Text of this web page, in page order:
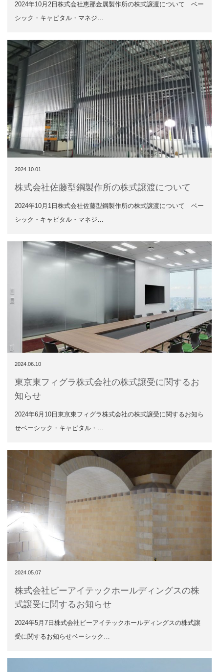
2024年10月2日株式会社恵那金属製作所の株式譲渡について ベー
シック・キャピタル・マネジ…
2024.10.01
株式会社佐藤型鋼製作所の株式譲渡について
2024年10月1日株式会社佐藤型鋼製作所の株式譲渡について ベー
シック・キャピタル・マネジ…
2024.06.10
東京東フィグラ株式会社の株式譲受に関するお
知らせ
2024年6月10日東京東フィグラ株式会社の株式譲受に関するお知ら
せベーシック・キャピタル・…
2024.05.07
株式会社ビーアイテックホールディングスの株
式譲受に関するお知らせ
2024年5月7日株式会社ビーアイテックホールディングスの株式譲
受に関するお知らせベーシック…